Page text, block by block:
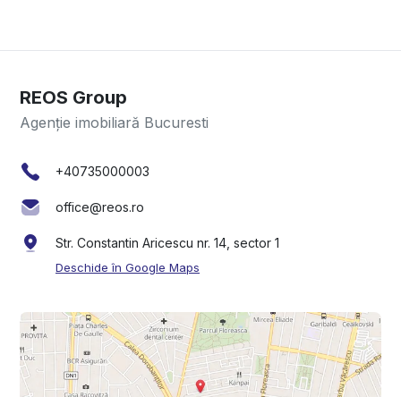
REOS Group
Agenție imobiliară Bucuresti
+40735000003
office@reos.ro
Str. Constantin Aricescu nr. 14, sector 1
Deschide în Google Maps